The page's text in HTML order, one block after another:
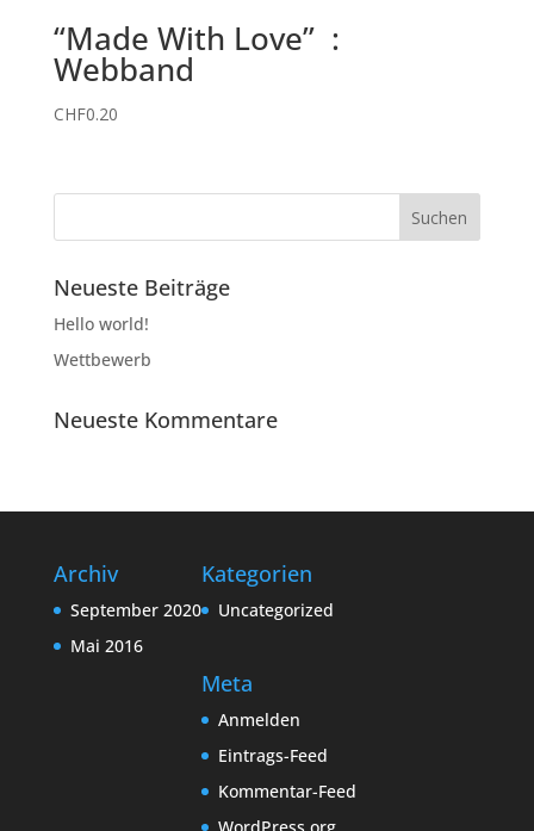
“Made With Love” :
Webband
CHF0.20
Neueste Beiträge
Hello world!
Wettbewerb
Neueste Kommentare
Archiv
September 2020
Mai 2016
Kategorien
Uncategorized
Meta
Anmelden
Eintrags-Feed
Kommentar-Feed